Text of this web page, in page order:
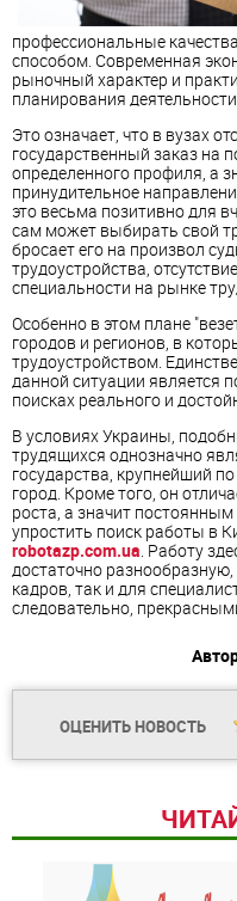
профессиональные
способом. Современная
рыночный характер и
планирования
Это означает, что в вузах
государственный заказ на
определенного профиля, а
принудительное
это весьма позитивно для
сам может выбирать свой
бросает его на произвол
трудоустройства,
специальности на рынке
Особенно в этом плане
городов и регионов, в
трудоустройством.
данной ситуации является
поисках реального и
В условиях Украины,
трудящихся однозначно
государства, крупнейший
город. Кроме того, он
роста, а значит
упростить поиск работы в
robotazp.com.ua. Работу
достаточно
кадров, так и для
следовательно,
ОЦЕНИТЬ НОВОСТЬ